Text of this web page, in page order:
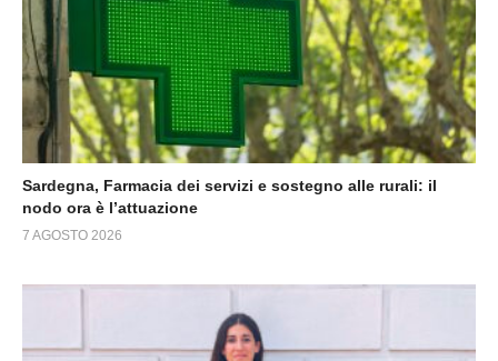
Sardegna, Farmacia dei servizi e sostegno alle rurali: il
nodo ora è l’attuazione
7 AGOSTO 2026